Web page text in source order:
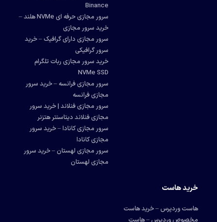
Binance
سرور مجازی حرفه ای NVMe هلند –
خرید سرور مجازی
سرور مجازی دارای گرافیک – خرید
سرور گرافیکی
خرید سرور مجازی ربات تلگرام
NVMe SSD
سرور مجازی فرانسه – خرید سرور
مجازی فرانسه
سرور مجازی فنلاند | خرید سرور
مجازی فنلاند دیتاسنتر هتزنر
سرور مجازی کانادا – خرید سرور
مجازی کانادا
سرور مجازی لهستان – خرید سرور
مجازی لهستان
خرید هاست
هاست وردپرس – خرید هاست
مخصوص وردپرس – هاست